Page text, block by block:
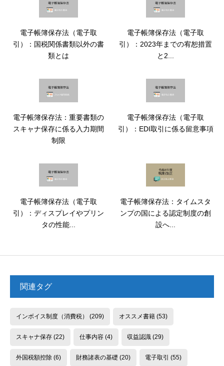
電子帳簿保存法（電子取
引）：国税関係書類以外の書
類とは
電子帳簿保存法（電子取
引）：2023年までの宥恕措置
と2...
電子帳簿保存法：重要書類の
スキャナ保存に係る入力期間
制限
電子帳簿保存法（電子取
引）：EDI取引に係る留意事項
電子帳簿保存法（電子取
引）：ディスプレイやプリン
タの性能...
電子帳簿保存法：タイムスタ
ンプの国による認定制度の創
設へ...
関連タグ
インボイス制度（消費税） (209) オススメ書籍(53)
スキャナ保存(22) 仕事内容(4) 収益認識 (29)
外国税額控除(6) 財務諸表の基礎 (20) 電子取引 (55)